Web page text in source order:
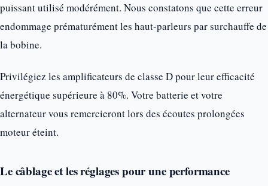
puissant utilisé modérément. Nous constatons que cette erreur
endommage prématurément les haut-parleurs par surchauffe de
la bobine.
Privilégiez les amplificateurs de classe D pour leur efficacité
énergétique supérieure à 80%. Votre batterie et votre
alternateur vous remercieront lors des écoutes prolongées
moteur éteint.
Le câblage et les réglages pour une performance